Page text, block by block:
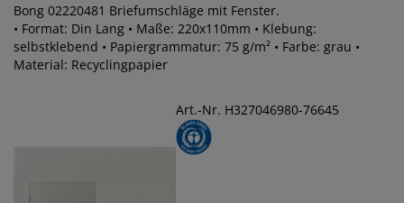
Bong 02220481 Briefumschläge mit Fenster.
• Format: Din Lang • Maße: 220x110mm • Klebung:
selbstklebend • Papiergrammatur: 75 g/m² • Farbe: grau •
Material: Recyclingpapier
Art.-Nr. H327046980-76645